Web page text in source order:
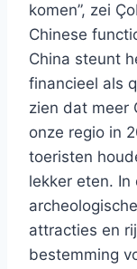
komen”, zei
Chinese
China steunt
financieel als
zien dat meer
onze regio in
toeristen
lekker eten. In
attracties en
bestemming